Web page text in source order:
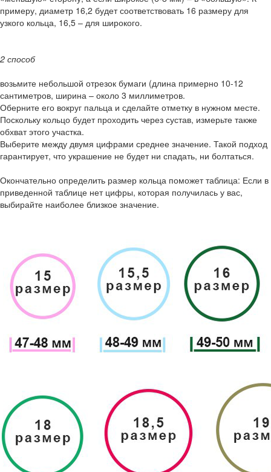
примеру, диаметр 16,2 будет соответствовать 16 размеру для
узкого кольца, 16,5 – для широкого.
2 способ
возьмите небольшой отрезок бумаги (длина примерно 10-12
сантиметров, ширина – около 3 миллиметров.
Оберните его вокруг пальца и сделайте отметку в нужном месте.
Поскольку кольцо будет проходить через сустав, измерьте также
обхват этого участка.
Выберите между двумя цифрами среднее значение. Такой подход
гарантирует, что украшение не будет ни спадать, ни болтаться.
Окончательно определить размер кольца поможет таблица: Если в
приведенной таблице нет цифры, которая получилась у вас,
выбирайте наиболее близкое значение.